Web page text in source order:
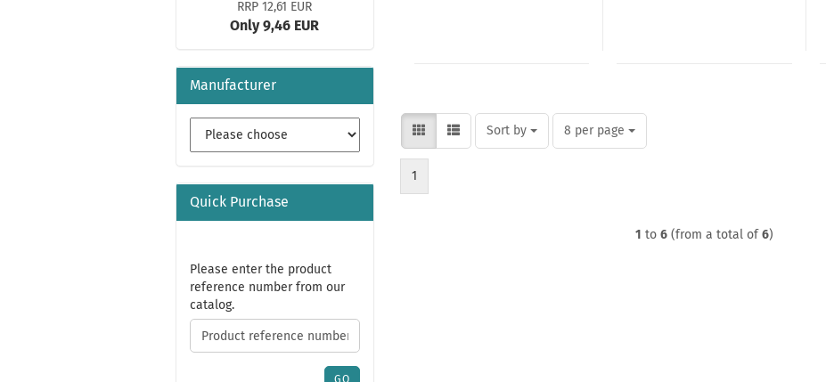
Sort by
Sort by 8 per page
per page
1
1 to6 (from a total of6)
RRP 12,61 EUR
Only 9,46 EUR
Manufacturer
Quick Purchase
PLEASE
ENTER
THE
PRODUCT
REFERENCE
NUMBER
Please enter the product
reference number from our
catalog.
GO